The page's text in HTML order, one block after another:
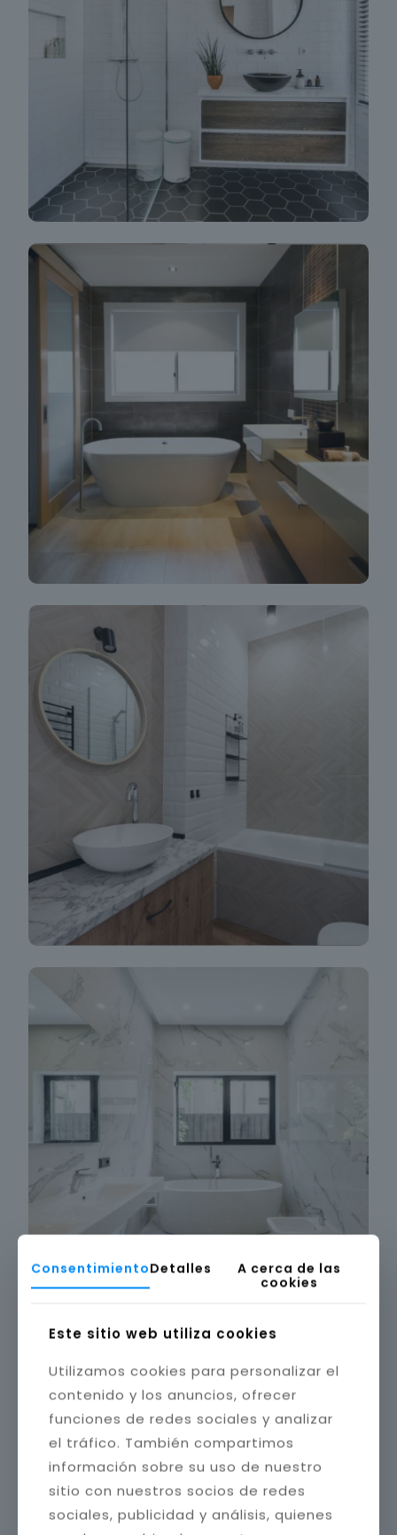
ConsentimientoDetalles
A cerca de las
cookies
Este sitio web utiliza cookies
Utilizamos cookies para personalizar el
contenido y los anuncios, ofrecer
funciones de redes sociales y analizar
el tráfico. También compartimos
información sobre su uso de nuestro
sitio con nuestros socios de redes
sociales, publicidad y análisis, quienes